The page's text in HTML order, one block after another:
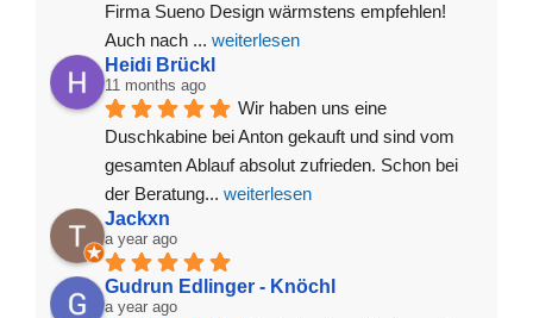
Firma Sueno Design wärmstens empfehlen!
Auch nach ... weiterlesen
Heidi Brückl
11 months ago
Wir haben uns eine
Duschkabine bei Anton gekauft und sind vom
gesamten Ablauf absolut zufrieden. Schon bei
der Beratung... weiterlesen
Jackxn
a year ago
Gudrun Edlinger - Knöchl
a year ago